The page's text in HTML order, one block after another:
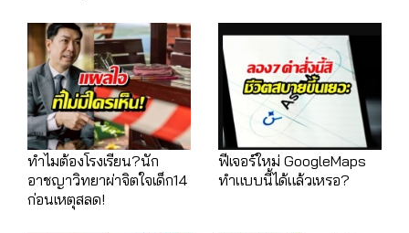
ทำไมต้องโรงเรียน?นัก
อาชญาวิทยาผ่าจิตใจเด็ก14
ก่อนเหตุสลด!
ฟีเจอร์ใหม่ GoogleMaps
ทำแบบนี้ได้แล้วเหรอ?